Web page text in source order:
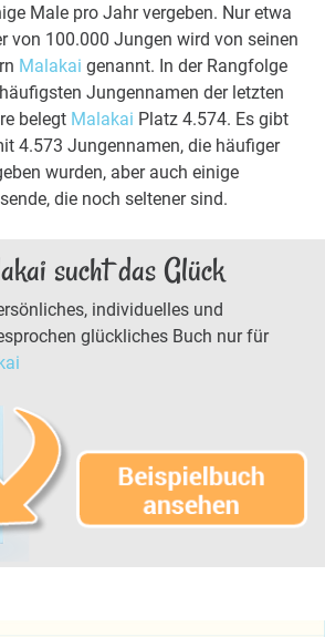
Male pro Jahr vergeben. Nur etwa
von 100.000 Jungen wird von seinen
Malakai genannt. In der Rangfolge
Jungennamen der letzten
belegt Malakai Platz 4.574. Es gibt
4.573 Jungennamen, die häufiger
wurden, aber auch einige
die noch seltener sind.
sucht das Glück
individuelles und
glückliches Buch nur für